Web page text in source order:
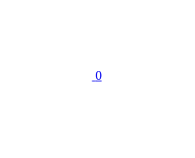
0